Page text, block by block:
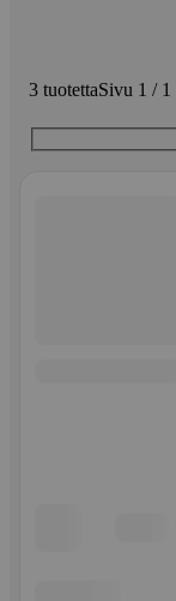
3 tuotettaSivu 1 / 1